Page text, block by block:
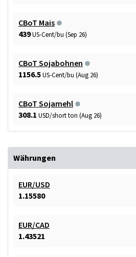
CBoT Mais
439US-Cent/bu (Sep 26)
CBoT Sojabohnen
1156.5US-Cent/bu (Aug 26)
CBoT Sojamehl
308.1 USD/short ton (Aug 26)
Währungen
EUR/USD
1.15580
EUR/CAD
1.43521